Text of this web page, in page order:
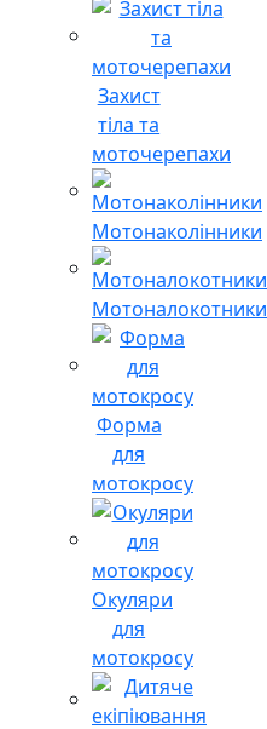
Захист
тіла та
моточерепахи
Мотонаколінники
Мотоналокотники
Форма
для
мотокросу
Окуляри
для
мотокросу